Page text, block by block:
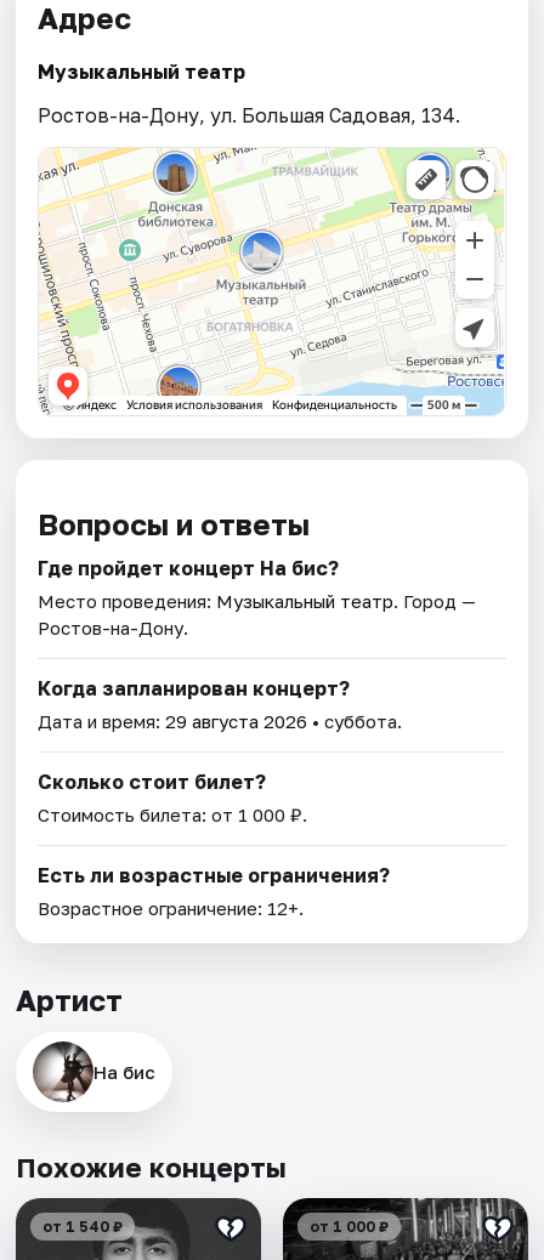
Адрес
Музыкальный театр
Ростов-на-Дону, ул. Большая Садовая, 134.
Вопросы и ответы
Где пройдет концерт На бис?
Место проведения: Музыкальный театр. Город —
Ростов-на-Дону.
Когда запланирован концерт?
Дата и время:29 августа 2026 • суббота.
Сколько стоит билет?
Стоимость билета: от 1 000 ₽.
Есть ли возрастные ограничения?
Возрастное ограничение: 12+.
Артист
На бис
Похожие концерты
от 1 540 ₽ от 1 000 ₽